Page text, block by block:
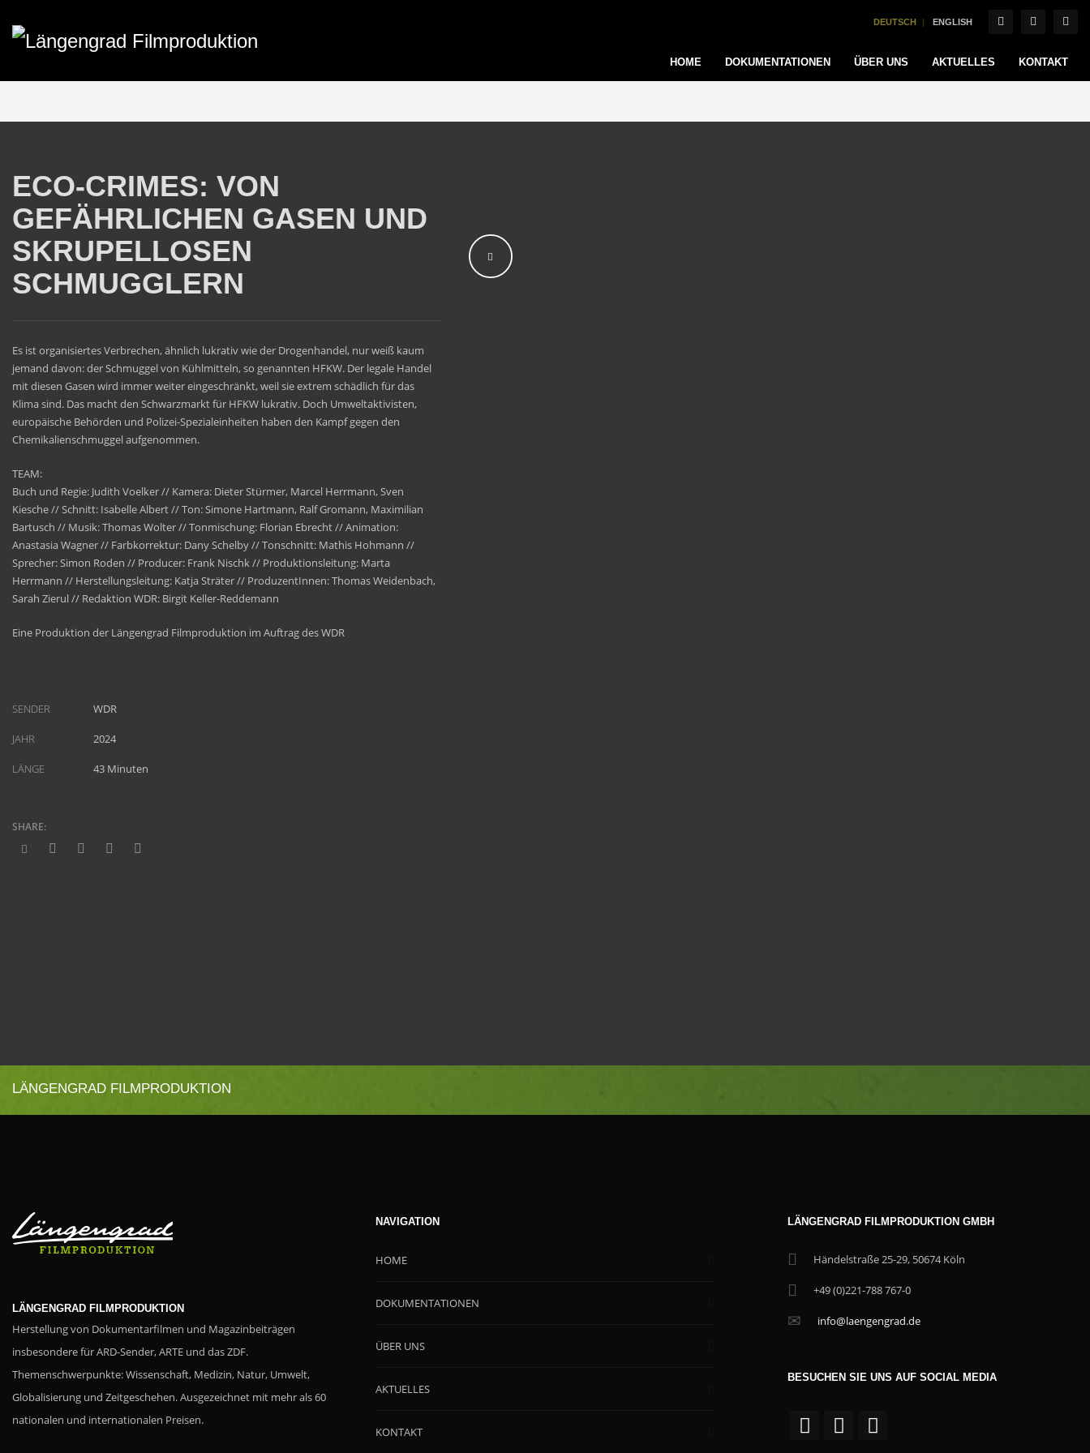
DEUTSCH ENGLISH
HOME DOKUMENTATIONEN ÜBER UNS AKTUELLES KONTAKT
ECO-CRIMES: VON
GEFÄHRLICHEN GASEN UND
SKRUPELLOSEN
SCHMUGGLERN
Es ist organisiertes Verbrechen, ähnlich lukrativ wie der Drogenhandel, nur weiß kaum
jemand davon: der Schmuggel von Kühlmitteln, so genannten HFKW. Der legale Handel
mit diesen Gasen wird immer weiter eingeschränkt, weil sie extrem schädlich für das
Klima sind. Das macht den Schwarzmarkt für HFKW lukrativ. Doch Umweltaktivisten,
europäische Behörden und Polizei-Spezialeinheiten haben den Kampf gegen den
Chemikalienschmuggel aufgenommen.
TEAM:
Buch und Regie: Judith Voelker // Kamera: Dieter Stürmer, Marcel Herrmann, Sven
Kiesche // Schnitt: Isabelle Albert // Ton: Simone Hartmann, Ralf Gromann, Maximilian
Bartusch // Musik: Thomas Wolter // Tonmischung: Florian Ebrecht // Animation:
Anastasia Wagner // Farbkorrektur: Dany Schelby // Tonschnitt: Mathis Hohmann //
Sprecher: Simon Roden // Producer: Frank Nischk // Produktionsleitung: Marta
Herrmann // Herstellungsleitung: Katja Sträter // ProduzentInnen: Thomas Weidenbach,
Sarah Zierul // Redaktion WDR: Birgit Keller-Reddemann
Eine Produktion der Längengrad Filmproduktion im Auftrag des WDR
SENDER WDR
JAHR 2024
LÄNGE 43 Minuten
LÄNGENGRAD FILMPRODUKTION
LÄNGENGRAD FILMPRODUKTION
Herstellung von Dokumentarfilmen und Magazinbeiträgen
insbesondere für ARD-Sender, ARTE und das ZDF.
Themenschwerpunkte: Wissenschaft, Medizin, Natur, Umwelt,
Globalisierung und Zeitgeschehen. Ausgezeichnet mit mehr als 60
nationalen und internationalen Preisen.
NAVIGATION
HOME
DOKUMENTATIONEN
ÜBER UNS
AKTUELLES
KONTAKT
LÄNGENGRAD FILMPRODUKTION GMBH
Händelstraße 25-29, 50674 Köln
+49 (0)221-788 767-0
info@laengengrad.de
BESUCHEN SIE UNS AUF SOCIAL MEDIA